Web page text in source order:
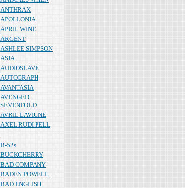
ANTHRAX
APOLLONIA
APRIL WINE
ARGENT
ASHLEE SIMPSON
ASIA
AUDIOSLAVE
AUTOGRAPH
AVANTASIA
AVENGED
SEVENFOLD
AVRIL LAVIGNE
AXEL RUDI PELL
B-52s
BUCKCHERRY
BAD COMPANY
BADEN POWELL
BAD ENGLISH